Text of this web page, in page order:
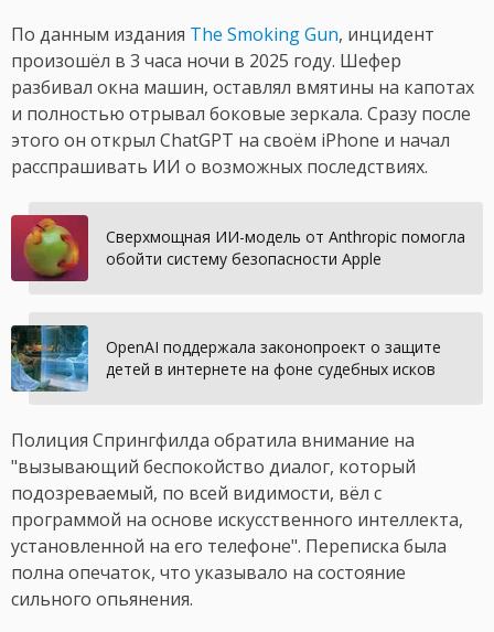
По данным издания The Smoking Gun, инцидент
произошёл в 3 часа ночи в 2025 году. Шефер
разбивал окна машин, оставлял вмятины на капотах
и полностью отрывал боковые зеркала. Сразу после
этого он открыл ChatGPT на своём iPhone и начал
расспрашивать ИИ о возможных последствиях.
Сверхмощная ИИ-модель от Anthropic помогла
обойти систему безопасности Apple
OpenAI поддержала законопроект о защите
детей в интернете на фоне судебных исков
Полиция Спрингфилда обратила внимание на
"вызывающий беспокойство диалог, который
подозреваемый, по всей видимости, вёл с
программой на основе искусственного интеллекта,
установленной на его телефоне". Переписка была
полна опечаток, что указывало на состояние
сильного опьянения.